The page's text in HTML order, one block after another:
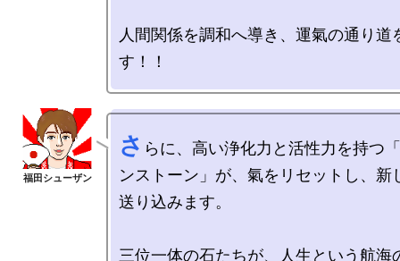
人間関係を調和へ導き、運氣の通り道
さ らに、高い浄化力と活性力を持つ
ンストーン」が、氣をリセットし、新
送り込みます。
三位一体の石たちが、人生という航海